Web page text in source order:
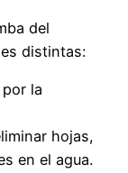
del
distintas:
la
hojas,
en el agua.